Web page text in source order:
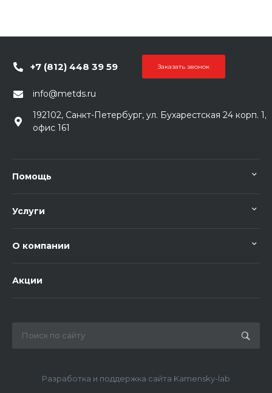
+7 (812) 448 39 59 Заказать звонок
info@metds.ru
192102, Санкт-Петербург, ул. Бухарестская 24 корп. 1,
офис 161
Помощь
Услуги
О компании
Акции
Разработка и поддержка сайта Kamensky-lab